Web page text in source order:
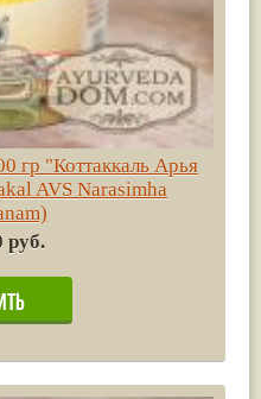
гр "Коттаккаль Арья
AVS Narasimha
руб.